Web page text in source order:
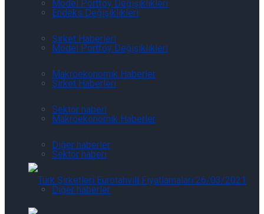
Model Portföy Değişiklikleri
Şirket Haberleri
Makroekonomik Haberler
Sektör haberi
Diğer haberler
Endeks Değişiklikleri
Model Portföy Değişiklikleri
Şirket Haberleri
Makroekonomik Haberler
Sektör haberi
Diğer haberler